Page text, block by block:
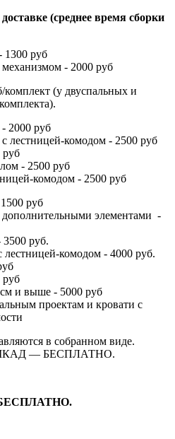
(среднее время сборки
1300 руб
- 2000 руб
комплект (у двуспальных и
- 2000 руб
с лестницей-комодом - 2500 руб
руб
- 2500 руб
комодом - 2500 руб
руб
элементами -
руб.
лестницей-комодом - 4000 руб.
и выше - 5000 руб
проектам и кровати с
в собранном виде.
МКАД — БЕСПЛАТНО.
БЕСПЛАТНО.